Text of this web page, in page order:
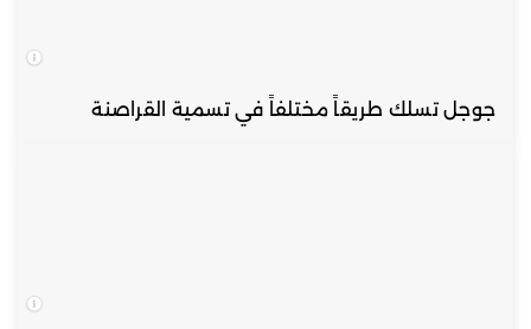
جوجل تسلك طريقاً مختلفاً في تسمية القراصنة